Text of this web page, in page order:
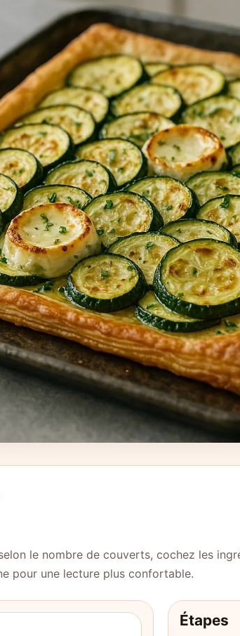
le nombre de couverts, cochez les
pour une lecture plus confortable.
Étapes